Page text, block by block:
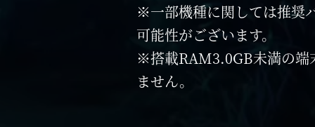
※一部機種に関しては推奨
可能性がございます。
※搭載RAM3.0GB未満の端
ません。